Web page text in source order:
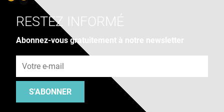
RESTEZ INFORMÉ
Abonnez-vous gratuitement à notre newsletter
S'ABONNER